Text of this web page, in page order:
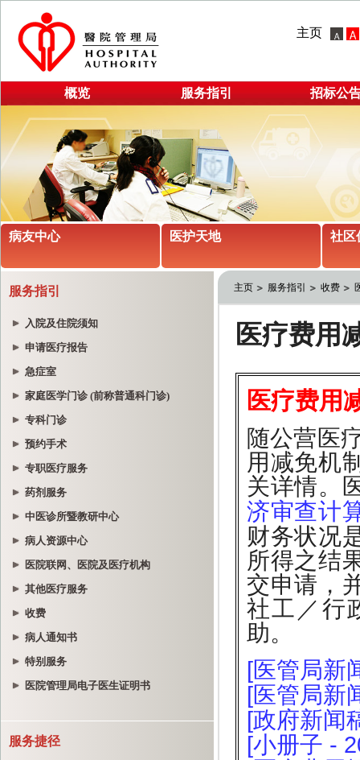
主页
概览 服务指引 招标公
病友中心 医护天地 社区
服务指引
入院及住院须知
申请医疗报告
急症室
家庭医学门诊 (前称普通科门诊)
专科门诊
预约手术
专职医疗服务
药剂服务
中医诊所暨教研中心
病人资源中心
医院联网、医院及医疗机构
其他医疗服务
收费
病人通知书
特别服务
医院管理局电子医生证明书
服务捷径
主页 服务指引 收费